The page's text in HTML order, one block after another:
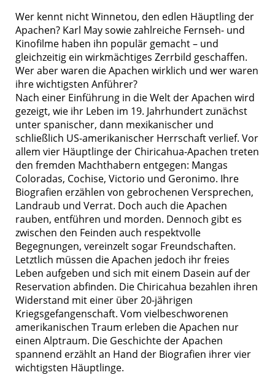
Wer kennt nicht Winnetou, den edlen Häuptling der
Apachen? Karl May sowie zahlreiche Fernseh- und
Kinofilme haben ihn populär gemacht – und
gleichzeitig ein wirkmächtiges Zerrbild geschaffen.
Wer aber waren die Apachen wirklich und wer waren
ihre wichtigsten Anführer?
Nach einer Einführung in die Welt der Apachen wird
gezeigt, wie ihr Leben im 19. Jahrhundert zunächst
unter spanischer, dann mexikanischer und
schließlich US-amerikanischer Herrschaft verlief. Vor
allem vier Häuptlinge der Chiricahua-Apachen treten
den fremden Machthabern entgegen: Mangas
Coloradas, Cochise, Victorio und Geronimo. Ihre
Biografien erzählen von gebrochenen Versprechen,
Landraub und Verrat. Doch auch die Apachen
rauben, entführen und morden. Dennoch gibt es
zwischen den Feinden auch respektvolle
Begegnungen, vereinzelt sogar Freundschaften.
Letztlich müssen die Apachen jedoch ihr freies
Leben aufgeben und sich mit einem Dasein auf der
Reservation abfinden. Die Chiricahua bezahlen ihren
Widerstand mit einer über 20-jährigen
Kriegsgefangenschaft. Vom vielbeschworenen
amerikanischen Traum erleben die Apachen nur
einen Alptraum. Die Geschichte der Apachen
spannend erzählt an Hand der Biografien ihrer vier
wichtigsten Häuptlinge.